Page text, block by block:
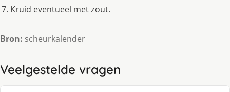
Kruid eventueel met zout.
Bron: scheurkalender
Veelgestelde vragen